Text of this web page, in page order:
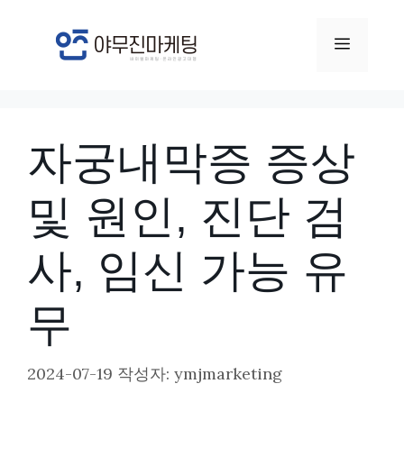
메
자궁내막증 증상
및 원인, 진단 검
사, 임신 가능 유
무
2024-07-19 작성자: ymjmarketing